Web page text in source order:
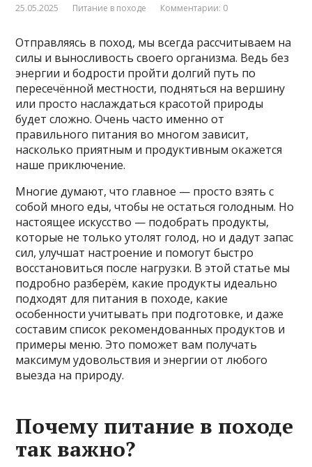
25.05.2025 Питание в походе Комментарии: 0
Отправляясь в поход, мы всегда рассчитываем на
силы и выносливость своего организма. Ведь без
энергии и бодрости пройти долгий путь по
пересечённой местности, подняться на вершину
или просто наслаждаться красотой природы
будет сложно. Очень часто именно от
правильного питания во многом зависит,
насколько приятным и продуктивным окажется
наше приключение.
Многие думают, что главное — просто взять с
собой много еды, чтобы не остаться голодным. Но
настоящее искусство — подобрать продукты,
которые не только утолят голод, но и дадут запас
сил, улучшат настроение и помогут быстро
восстановиться после нагрузки. В этой статье мы
подробно разберём, какие продукты идеально
подходят для питания в походе, какие
особенности учитывать при подготовке, и даже
составим список рекомендованных продуктов и
примеры меню. Это поможет вам получать
максимум удовольствия и энергии от любого
выезда на природу.
Почему питание в походе
так важно?